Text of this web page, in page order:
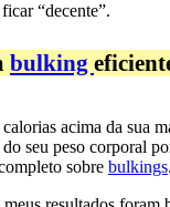
“decente”.
bulking
acima da sua
do seu peso corporal
sobre bulkings.